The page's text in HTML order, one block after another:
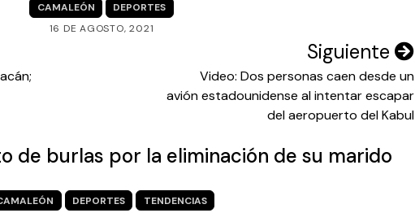
CAMALEÓN
DEPORTES
16 DE AGOSTO, 2021
Siguiente
Video: Dos personas caen desde un
avión estadounidense al intentar escapar
del aeropuerto del Kabul
de burlas por la eliminación de su marido
DEPORTES
TENDENCIAS